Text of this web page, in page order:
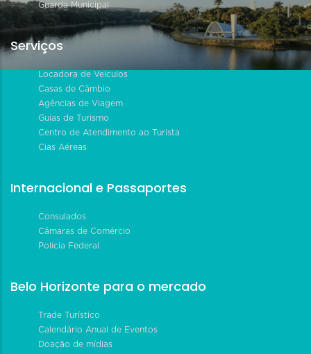
Guarda Municipal
Serviços
Locadora de Veículos
Casas de Câmbio
Agências de Viagem
Guias de Turismo
Centro de Atendimento ao Turista
Cias Aéreas
Internacional e Passaportes
Consulados
Câmaras de Comércio
Polícia Federal
Belo Horizonte para o mercado
Trade Turístico
Calendário Anual de Eventos
Doação de mídias